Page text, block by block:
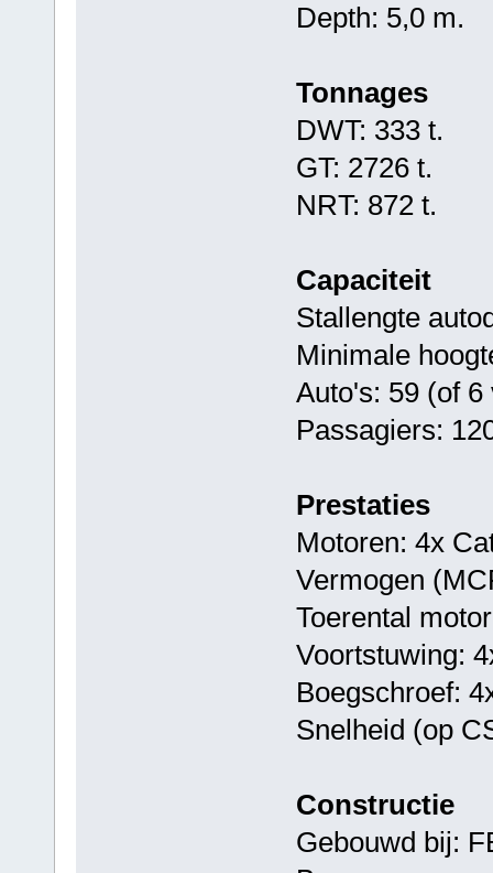
Depth: 5,0 m.
Tonnages
DWT: 333 t.
GT: 2726 t.
NRT: 872 t.
Capaciteit
Stallengte
Minimale
Auto's: 59 (of
Passagiers:
Prestaties
Motoren: 4x
Vermogen
Toerental
Voortstuwing:
Boegschroef:
Snelheid (op
Constructie
Gebouwd bij: